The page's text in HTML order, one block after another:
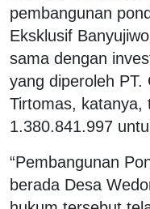
pembangunan
Eksklusif
sama dengan
yang diperoleh
Tirtomas, katanya,
1.380.841.997
“Pembangunan
berada Desa